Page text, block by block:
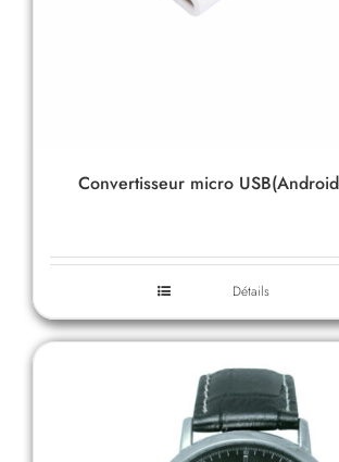
Convertisseur micro
Détails